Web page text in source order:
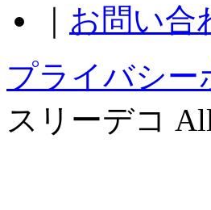
お問い合
プライバシー
スリーデコ